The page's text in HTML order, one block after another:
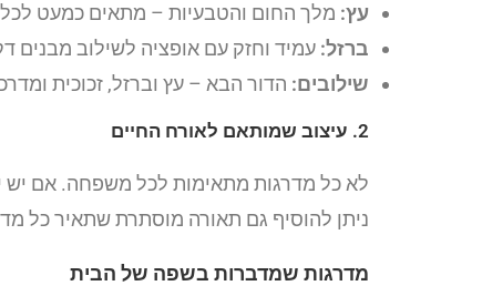
עץ: מלך החום והטבעיות – מתאים כמעט
ברזל: עמיד וחזק עם אופציה לשילוב מבנים
שילובים: הדור הבא – עץ וברזל, זכוכית
2. עיצוב שמותאם לאורח החיים
לא כל מדרגות מתאימות לכל משפחה. אם יש
ניתן להוסיף גם תאורה מוסתרת שתאיר כל
מדרגות שמדברות בשפה של הבית